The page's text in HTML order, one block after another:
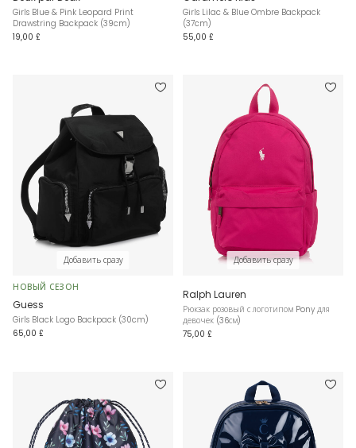
Girls Blue & Pink Leopard Print
Drawstring Backpack (39cm)
19,00 £
Girls Lilac & Blue Ombre Backpack
(37cm)
55,00 £
Добавить сразу
НОВЫЙ СЕЗОН
Guess
Girls Black Logo Backpack (30cm)
65,00 £
Добавить сразу
Ralph Lauren
Рюкзак розовый с логотипом Pony для
девочек (36см)
75,00 £